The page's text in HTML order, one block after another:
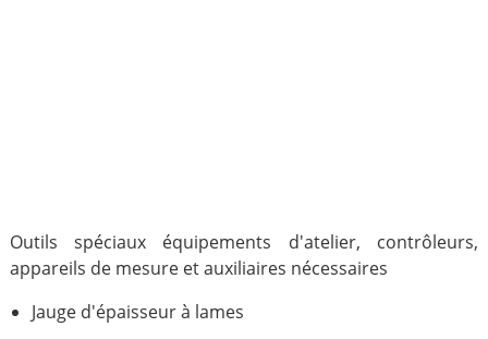
Outils spéciaux équipements d'atelier, contrôleurs,
appareils de mesure et auxiliaires nécessaires
Jauge d'épaisseur à lames